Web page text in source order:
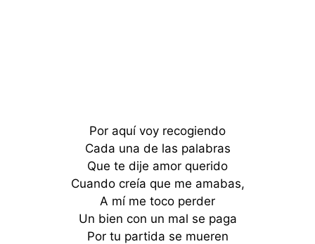
Por aquí voy recogiendo
Cada una de las palabras
Que te dije amor querido
Cuando creía que me amabas,
A mí me toco perder
Un bien con un mal se paga
Por tu partida se mueren